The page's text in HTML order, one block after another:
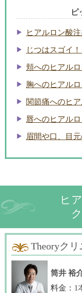
ピ
ヒアルロン酸
じつはスゴイ
頬へのヒアル
胸へのヒアル
関節痛へのヒ
唇へのヒアル
眉間や口、目
ヒ
Theoryクリ
筒井 裕
料金： 1